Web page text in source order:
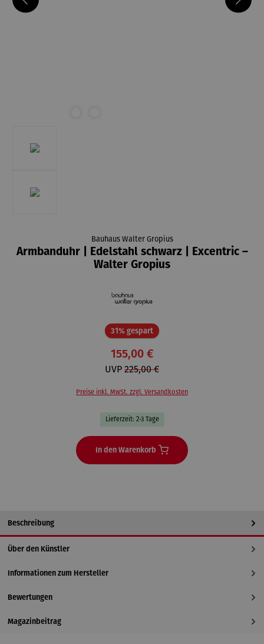
Bauhaus Walter Gropius
Armbanduhr | Edelstahl schwarz | Excentric –
Walter Gropius
31% gespartRabatt
155,00 €
UVP 225,00 €
Preise inkl. MwSt. zzgl. Versandkosten
Lieferzeit: 2-3 Tage
In den Warenkorb
Beschreibung
Über den Künstler
Informationen zum Hersteller
Bewertungen
Magazinbeitrag